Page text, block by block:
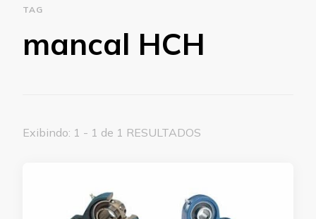
TAG
mancal HCH
Exibindo: 1 - 1 de 1 RESULTADOS